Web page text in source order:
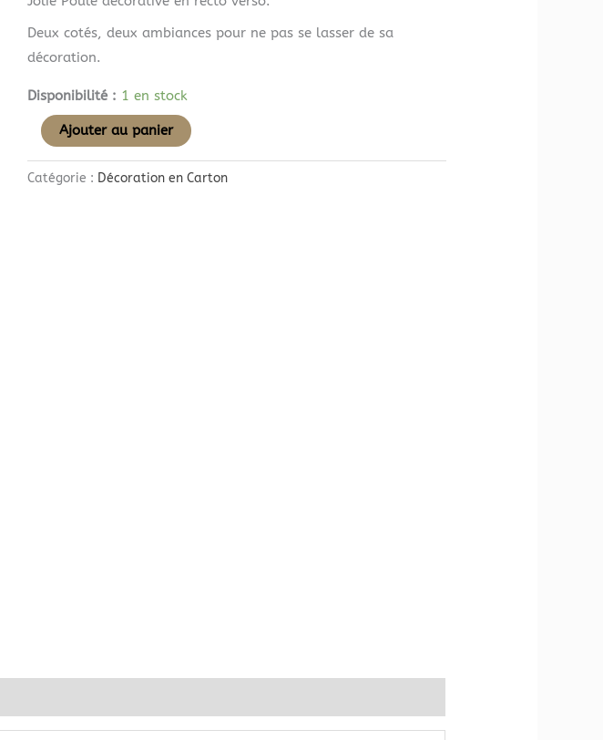
Deux cotés, deux ambiances pour ne pas se lasser de sa
décoration.
Disponibilité : 1 en stock
Ajouter au panier
Catégorie : Décoration en Carton